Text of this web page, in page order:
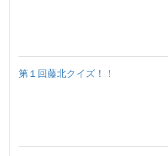
第１回藤北クイズ！！